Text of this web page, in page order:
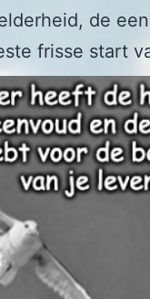
de
frisse start